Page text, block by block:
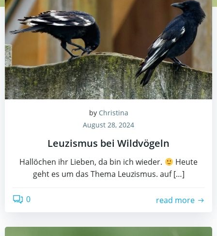
by Christina
August 28, 2024
Leuzismus bei Wildvögeln
Hallöchen ihr Lieben, da bin ich wieder.
Heute
geht es um das Thema Leuzismus. auf […]
0 read more